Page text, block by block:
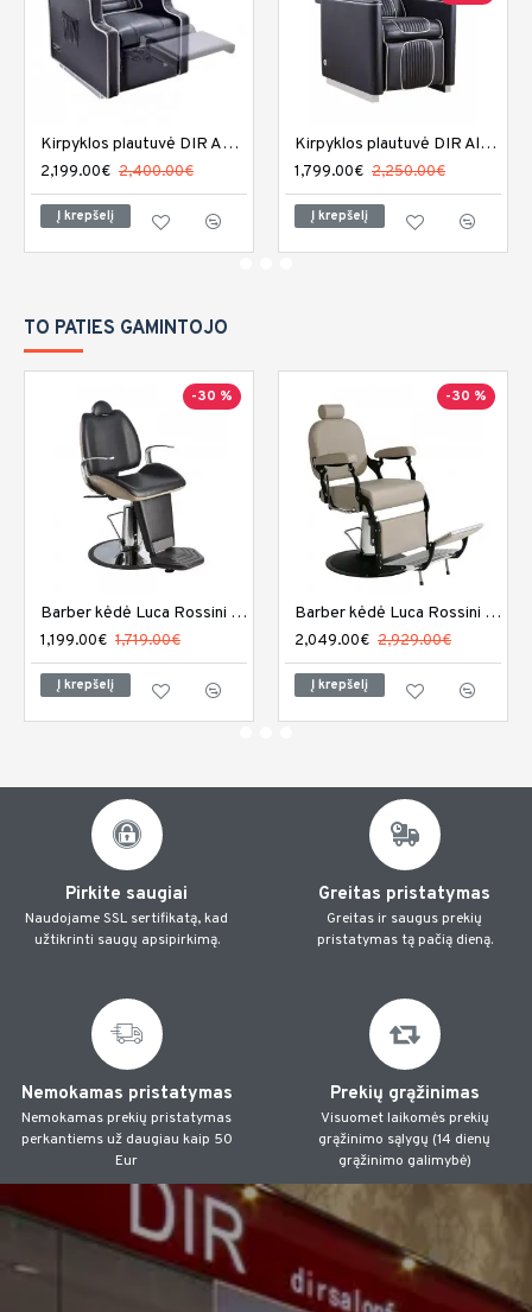
Kirpyklos plautuvė DIR Adriano
2,199.00€ 2,400.00€
Į krepšelį
Kirpyklos plautuvė DIR Alpine
1,799.00€ 2,250.00€
Į krepšelį
TO PATIES GAMINTOJO
-30 %
Barber kėdė Luca Rossini Figaro
1,199.00€ 1,719.00€
Į krepšelį
-30 %
Barber kėdė Luca Rossini Levante
2,049.00€ 2,929.00€
Į krepšelį
Pirkite saugiai
Naudojame SSL sertifikatą, kad
užtikrinti saugų apsipirkimą.
Greitas pristatymas
Greitas ir saugus prekių
pristatymas tą pačią dieną.
Nemokamas pristatymas
Nemokamas prekių pristatymas
perkantiems už daugiau kaip 50
Eur
Prekių grąžinimas
Visuomet laikomės prekių
grąžinimo sąlygų (14 dienų
grąžinimo galimybė)